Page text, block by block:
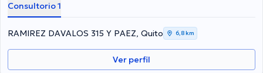
Consultorio 1
RAMIREZ DAVALOS 315 Y PAEZ, Quito 6,8 km
Ver perfil